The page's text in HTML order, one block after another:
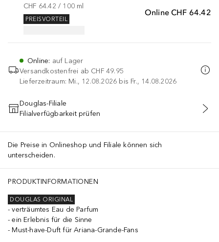
Online CHF 64.42
CHF 64.42 / 100 ml
PREISVORTEIL
Online: auf Lager
Versandkostenfrei ab CHF 49.95
Lieferzeitraum: Mi., 12.08.2026 bis Fr., 14.08.2026
IN DEN WARENKORB
Douglas-Filiale
Filialverfügbarkeit prüfen
Die Preise in Onlineshop und Filiale können sich
unterscheiden.
PRODUKTINFORMATIONEN
DOUGLAS ORIGINAL
verträumtes Eau de Parfum
ein Erlebnis für die Sinne
Must-have-Duft für Ariana-Grande-Fans